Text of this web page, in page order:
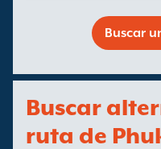
Buscar
Buscar
ruta de